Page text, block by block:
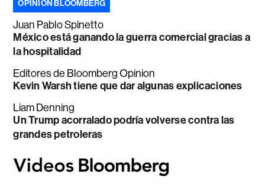
OPINIÓN BLOOMBERG
Juan Pablo Spinetto
México está ganando la guerra comercial gracias a
la hospitalidad
Editores de Bloomberg Opinion
Kevin Warsh tiene que dar algunas explicaciones
Liam Denning
Un Trump acorralado podría volverse contra las
grandes petroleras